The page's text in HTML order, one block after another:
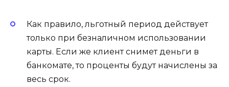
Как правило, льготный период действует
только при безналичном использовании
карты. Если же клиент снимет деньги в
банкомате, то проценты будут начислены за
весь срок.